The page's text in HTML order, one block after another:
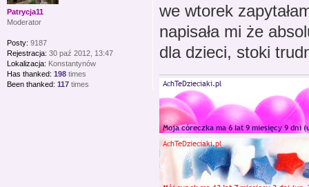
we wtorek
napisała mi że
dla dzieci, stoki
Patrycja11
Moderator
Posty: 9187
Rejestracja: 30 paź 2012, 13:47
Lokalizacja: Konstantynów
Has thanked: 198 times
Been thanked: 117 times